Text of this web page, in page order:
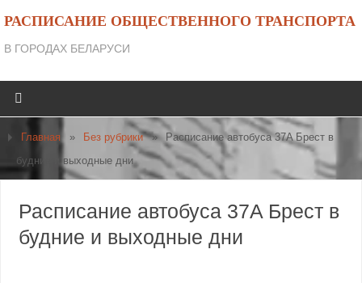
РАСПИСАНИЕ ОБЩЕСТВЕННОГО ТРАНСПОРТА
В ГОРОДАХ БЕЛАРУСИ
Главная » Без рубрики » Расписание автобуса 37A Брест в
будние и выходные дни
Расписание автобуса 37A Брест в
будние и выходные дни